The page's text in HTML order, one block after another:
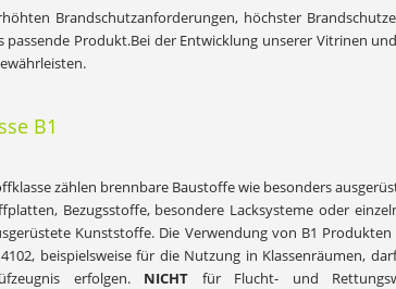
Brandschutzanforderungen, höchster
Produkt.Bei der Entwicklung unserer Vitrinen
B1
zählen brennbare Baustoffe wie besonders
Bezugsstoffe, besondere Lacksysteme oder
Kunststoffe. Die Verwendung von B1 Produkten
beispielsweise für die Nutzung in Klassenräumen,
erfolgen. NICHT für Flucht- und